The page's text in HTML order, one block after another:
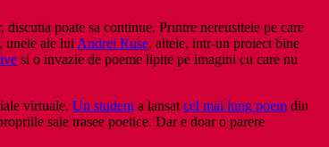
poate sa continue. Printre nereusitele pe care
unele ale lui Andrei Ruse, altele, intr-un proiect bine
si o invazie de poeme lipite pe imagini cu care nu
virtuale. Un student a lansat cel mai lung poem din
sale trasee poetice. Dar e doar o parere